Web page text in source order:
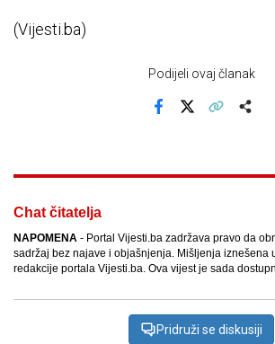
(Vijesti.ba)
Podijeli ovaj članak
Chat čitatelja
NAPOMENA - Portal Vijesti.ba zadržava pravo da
sadržaj bez najave i objašnjenja. Mišljenja iznešena
redakcije portala Vijesti.ba. Ova vijest je sada
Pridruži se diskusiji